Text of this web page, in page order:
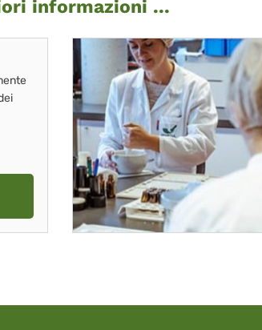
informazioni ...